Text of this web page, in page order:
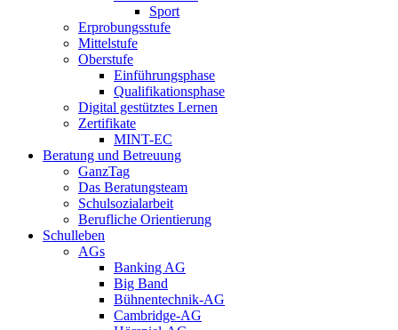
Sport
Erprobungsstufe
Mittelstufe
Oberstufe
Einführungsphase
Qualifikationsphase
Digital gestütztes Lernen
Zertifikate
MINT-EC
Beratung und Betreuung
GanzTag
Das Beratungsteam
Schulsozialarbeit
Berufliche Orientierung
Schulleben
AGs
Banking AG
Big Band
Bühnentechnik-AG
Cambridge-AG